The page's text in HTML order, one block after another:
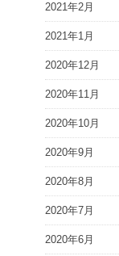
2021年2月
2021年1月
2020年12月
2020年11月
2020年10月
2020年9月
2020年8月
2020年7月
2020年6月